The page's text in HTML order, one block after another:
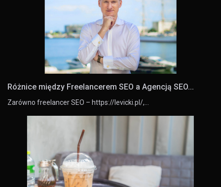
Różnice między Freelancerem SEO a Agencją SEO...
Zarówno freelancer SEO – https://levicki.pl/,…